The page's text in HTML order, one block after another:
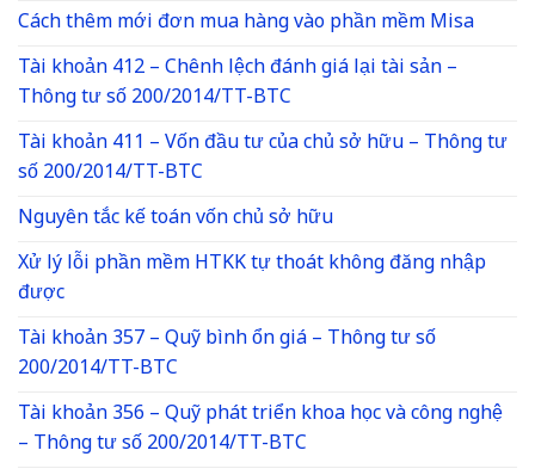
Cách thêm mới đơn mua hàng vào phần mềm Misa
Tài khoản 412 – Chênh lệch đánh giá lại tài sản –
Thông tư số 200/2014/TT-BTC
Tài khoản 411 – Vốn đầu tư của chủ sở hữu – Thông tư
số 200/2014/TT-BTC
Nguyên tắc kế toán vốn chủ sở hữu
Xử lý lỗi phần mềm HTKK tự thoát không đăng nhập
được
Tài khoản 357 – Quỹ bình ổn giá – Thông tư số
200/2014/TT-BTC
Tài khoản 356 – Quỹ phát triển khoa học và công nghệ
– Thông tư số 200/2014/TT-BTC